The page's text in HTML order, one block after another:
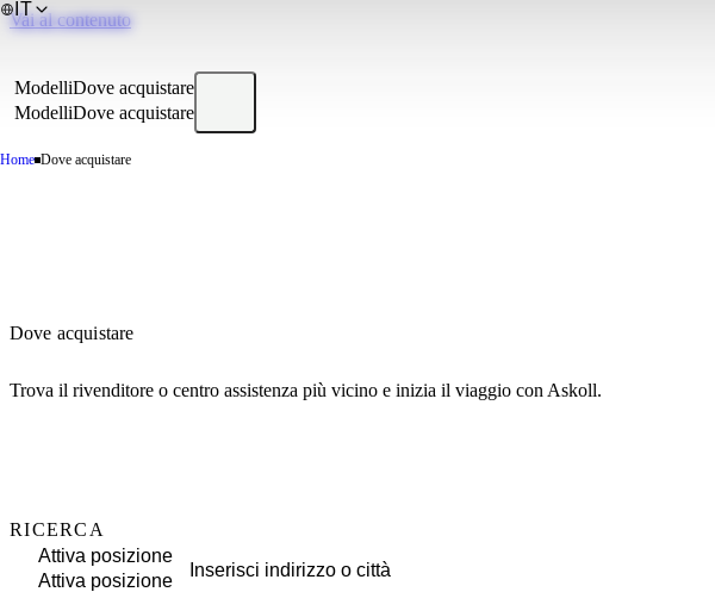
Vai al contenuto
IT
Modelli
Modelli
Dove acquistare
Dove acquistare
Home Dove acquistare
Dove acquistare
Trova il rivenditore o centro assistenza più vicino e inizia il viaggio con Askoll.
RICERCA
Attiva posizione
Attiva posizione